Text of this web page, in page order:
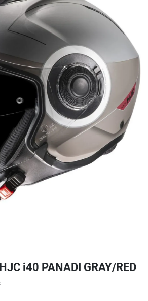
i40 PANADI GRAY/RED